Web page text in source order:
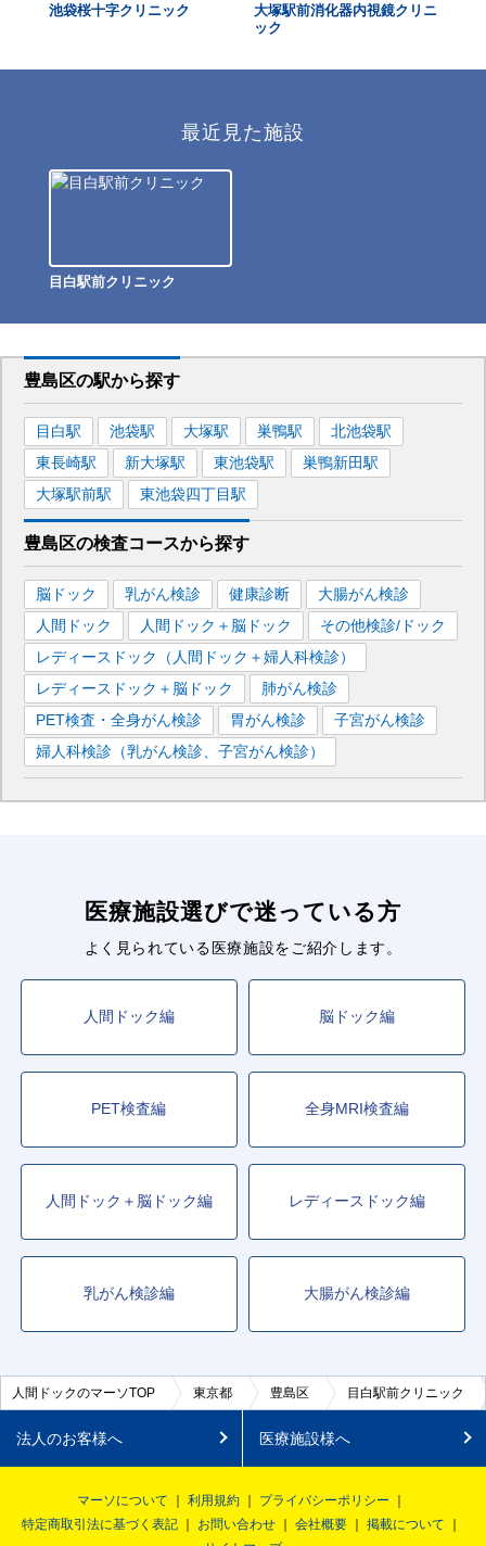
池袋桜十字クリニック
大塚駅前消化器内視鏡クリニ
ック
最近見た施設
目白駅前クリニック
豊島区の駅から探す
目白駅 池袋駅 大塚駅 巣鴨駅 北池袋駅
東長崎駅 新大塚駅 東池袋駅 巣鴨新田駅
大塚駅前駅 東池袋四丁目駅
豊島区の検査コースから探す
脳ドック 乳がん検診 健康診断
大腸がん検診
人間ドック
人間ドック＋脳ドック
その他検診/ドック
レディースドック（人間ドック＋婦人科検診）
レディースドック＋脳ドック
肺がん検診
PET検査・全身がん検診
胃がん検診
子宮がん検診
婦人科検診（乳がん検診、子宮がん検診）
医療施設選びで迷っている方
よく見られている医療施設をご紹介します。
人間ドック編 脳ドック編
PET検査編 全身MRI検査編
人間ドック＋脳ドック編 レディースドック編
乳がん検診編 大腸がん検診編
人間ドックのマーソTOP 東京都 豊島区 目白駅前クリニック
法人のお客様へ 医療施設様へ
マーソについて 利用規約
プライバシーポリシー
特定商取引法に基づく表記
お問い合わせ 会社概要
掲載について